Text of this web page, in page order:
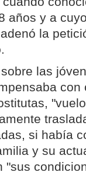
años y a
la
las
con
si había
y su
"sus